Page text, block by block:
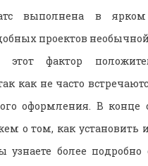
выполнена в
проектов
этот фактор
как не часто
оформления. В конце
о том, как установить
узнаете более